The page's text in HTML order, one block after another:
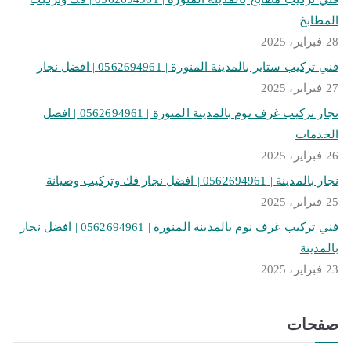
المطابخ
28 فبراير، 2025
فني تركيب ستاير بالمدينة المنورة | 0562694961 | افضل نجار
27 فبراير، 2025
نجار تركيب غرف نوم بالمدينة المنورة | 0562694961 | افضل
الخدمات
26 فبراير، 2025
نجار بالمدينة | 0562694961 | افضل نجار فك وتركيب وصيانة
25 فبراير، 2025
فني تركيب غرف نوم بالمدينة المنورة | 0562694961 | افضل نجار
بالمدينة
23 فبراير، 2025
صفحات